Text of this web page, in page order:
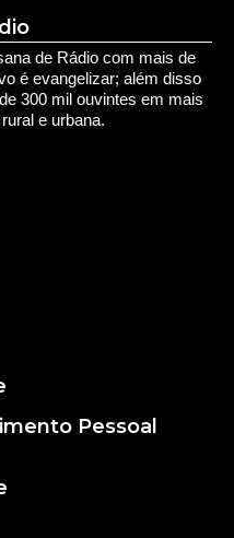
de Rádio com mais de
é evangelizar; além disso
300 mil ouvintes em mais
e urbana.
Pessoal